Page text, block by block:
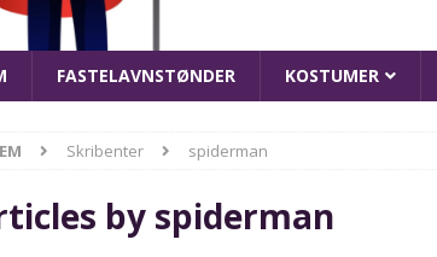
FASTELAVNSTØNDER KOSTUMER
Skribenter spiderman
by spiderman